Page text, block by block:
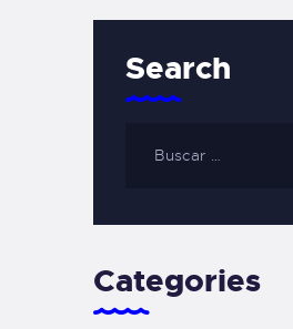
Search
Categories